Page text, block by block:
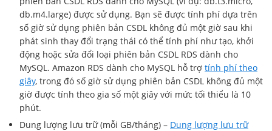
db.m4.large) được sử dụng. Bạn sẽ được tính phí dựa trên
số giờ sử dụng phiên bản CSDL không đủ một giờ sau khi
phát sinh thay đổi trạng thái có thể tính phí như tạo, khởi
động hoặc sửa đổi loại phiên bản CSDL RDS dành cho
MySQL. Amazon RDS dành cho MySQL hỗ trợ tính phí theo
giây, trong đó số giờ sử dụng phiên bản CSDL không đủ một
giờ được tính theo gia số một giây với mức tối thiểu là 10
phút.
Dung lượng lưu trữ (mỗi GB/tháng) – Dung lượng lưu trữ